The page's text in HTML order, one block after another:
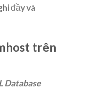
đầy và
trên
Database